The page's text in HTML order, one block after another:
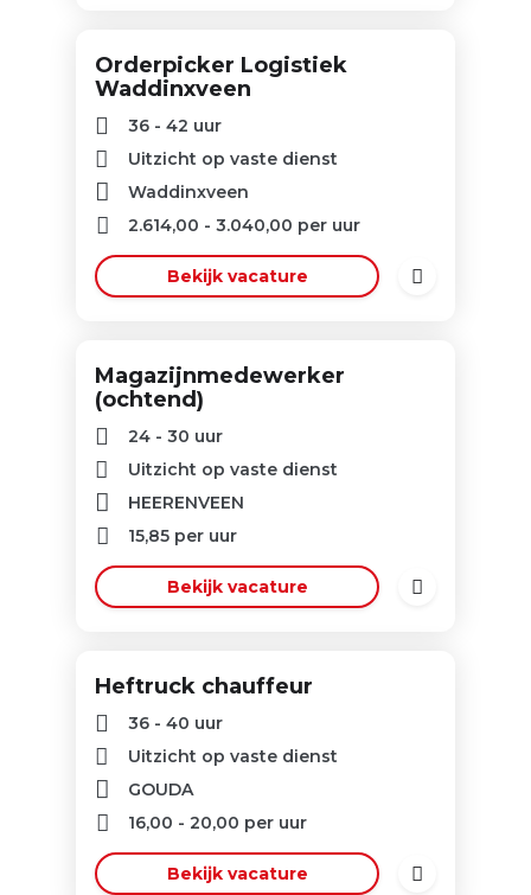
Orderpicker Logistiek
Waddinxveen
36 - 42 uur
Uitzicht op vaste dienst
Waddinxveen
2.614,00 - 3.040,00 per uur
Bekijk vacature
Magazijnmedewerker
(ochtend)
24 - 30 uur
Uitzicht op vaste dienst
HEERENVEEN
15,85 per uur
Bekijk vacature
Heftruck chauffeur
36 - 40 uur
Uitzicht op vaste dienst
GOUDA
16,00 - 20,00 per uur
Bekijk vacature